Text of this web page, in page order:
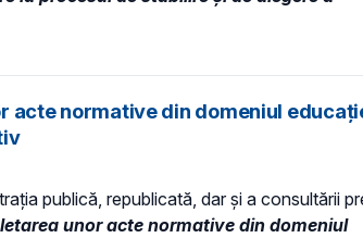
acte normative din domeniul
publică, republicată, dar și a consultării
unor acte normative din domeniul